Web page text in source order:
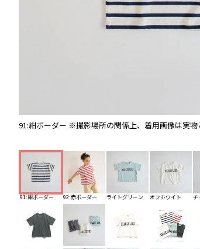
91:紺ボーダー ※撮影場所の関係上、着用画像は実物
91:紺ボーダー 92:赤ボーダー ライトグリーン オフホワイト チ